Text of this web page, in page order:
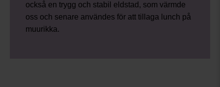
också en trygg och stabil eldstad, som värmde
oss och senare användes för att tillaga lunch på
muurikka.